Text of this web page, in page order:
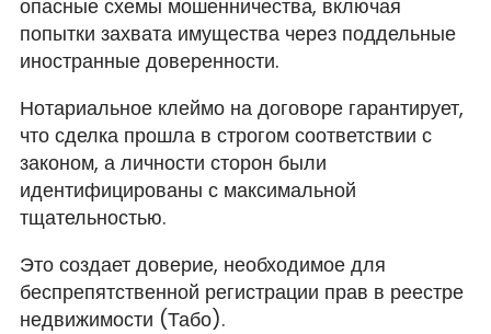
опасные схемы мошенничества, включая
попытки захвата имущества через поддельные
иностранные доверенности.
Нотариальное клеймо на договоре гарантирует,
что сделка прошла в строгом соответствии с
законом, а личности сторон были
идентифицированы с максимальной
тщательностью.
Это создает доверие, необходимое для
беспрепятственной регистрации прав в реестре
недвижимости (Табо).